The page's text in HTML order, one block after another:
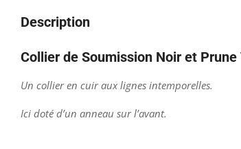
Description
Collier de Soumission Noir et Prune
Un collier en cuir aux lignes intemporelles.
Ici doté d’un anneau sur l’avant.